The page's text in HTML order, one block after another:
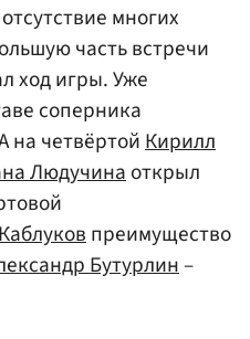
многих
часть встречи
ход игры. Уже
соперника
на четвёртойКирилл
Людучинаоткрыл
преимущество
Бутурлин–